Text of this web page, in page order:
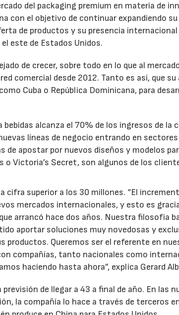
del packaging premium en materia de
con el objetivo de continuar expandiendo
de productos y su presencia
este de Estados Unidos.
de crecer, sobre todo en lo que al
comercial desde 2012. Tanto es así, que
Cuba o República Dominicana, para
bebidas alcanza el 70% de los ingresos de la
líneas de negocio entrando en
de apostar por nuevos diseños y modelos
o Victoria’s Secret, son algunos de los
cifra superior a los 30 millones. “El
mercados internacionales, y esto es
arrancó hace dos años. Nuestra filosofía
aportar soluciones muy novedosas y
productos. Queremos ser el referente en
compañías, tanto nacionales como
haciendo hasta ahora”, explica Gerard
de llegar a 43 a final de año. En las
la compañía lo hace a través de terceros